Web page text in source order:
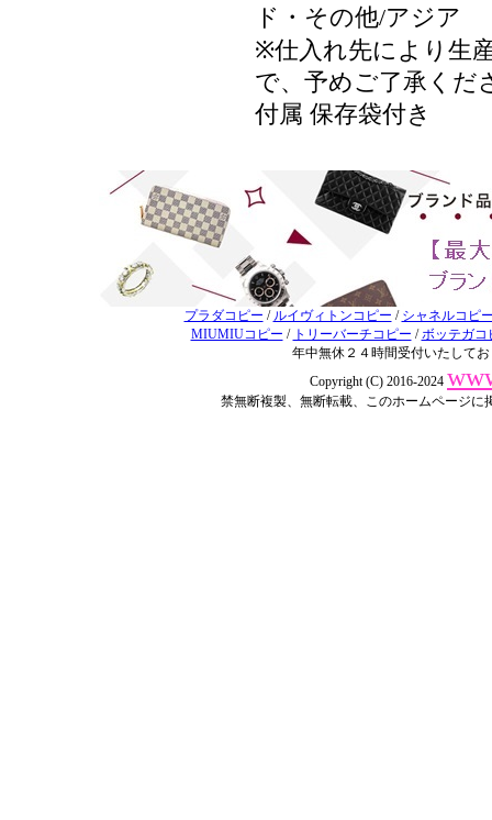
ド・その他/アジア
※仕入れ先により生
で、予めご了承くだ
付属 保存袋付き
プラダコピー / ルイヴィトンコピー / シャネルコピ
MIUMIUコピー / トリーバーチコピー /ボッテガコ
年中無休２４時間受付いたして
Copyright (C) 2016-2024
禁無断複製、無断転載、このホームページ